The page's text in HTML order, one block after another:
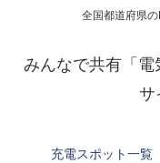
全国都道府県
みんなで共有「電
サ
充電スポット一覧